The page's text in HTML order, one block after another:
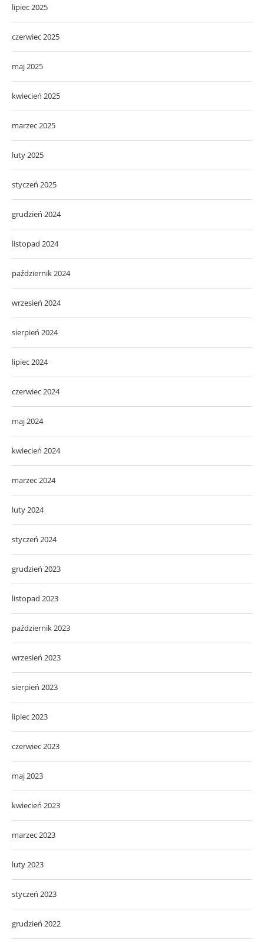
lipiec 2025
czerwiec 2025
maj 2025
kwiecień 2025
marzec 2025
luty 2025
styczeń 2025
grudzień 2024
listopad 2024
październik 2024
wrzesień 2024
sierpień 2024
lipiec 2024
czerwiec 2024
maj 2024
kwiecień 2024
marzec 2024
luty 2024
styczeń 2024
grudzień 2023
listopad 2023
październik 2023
wrzesień 2023
sierpień 2023
lipiec 2023
czerwiec 2023
maj 2023
kwiecień 2023
marzec 2023
luty 2023
styczeń 2023
grudzień 2022